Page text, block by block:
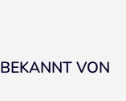
BEKANNT VON